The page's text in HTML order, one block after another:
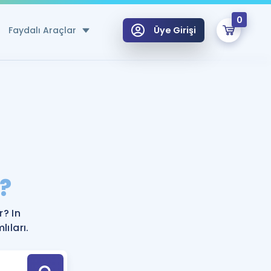
Faydalı Araçlar
Hesaplama Aracı
için Öneriler
Tek Takvimde
Üye Girişi
0
Hoca ile seni sınava hazırlayacak onlarca eğitim seni bekliyor!
In